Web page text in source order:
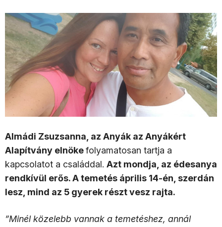
Almádi Zsuzsanna, az Anyák az Anyákért
Alapítvány elnökefolyamatosan tartja a
kapcsolatot a családdal. Azt mondja, az édesanya
rendkívül erős. A temetés április 14-én, szerdán
lesz, mind az 5 gyerek részt vesz rajta.
”Minél közelebb vannak a temetéshez, annál